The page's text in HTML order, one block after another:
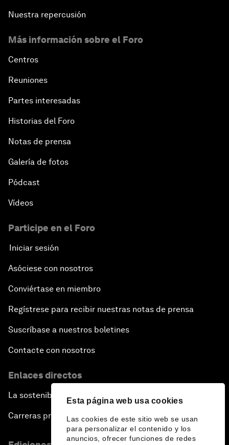
Esta página web usa cookies
Las cookies de este sitio web se usan
para personalizar el contenido y los
anuncios, ofrecer funciones de redes
Nuestra repercusión
Más información sobre el Foro
Centros
Reuniones
Partes interesadas
Historias del Foro
Notas de prensa
Galería de fotos
Pódcast
Vídeos
Participe en el Foro
Iniciar sesión
Asóciese con nosotros
Conviértase en miembro
Regístrese para recibir nuestras notas de prensa
Suscríbase a nuestros boletines
Contacte con nosotros
Enlaces directos
La sostenibilidad en el Foro
Carreras profesionales